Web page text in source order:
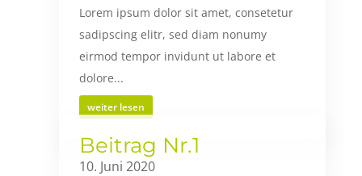
Lorem ipsum dolor sit amet, consetetur
sadipscing elitr, sed diam nonumy
eirmod tempor invidunt ut labore et
dolore...
weiter lesen
Beitrag Nr.1
10. Juni 2020